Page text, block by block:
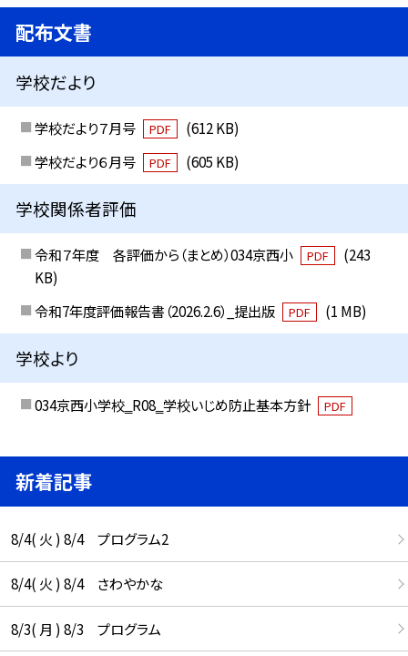
配布文書
学校だより
学校だより７月号 PDF
(612 KB)
学校だより６月号
PDF (605 KB)
学校関係者評価
令和７年度 各評価から（まとめ）034京西小 PDF
(243
KB)
令和7年度評価報告書（2026.2.6）_提出版
PDF (1 MB)
学校より
034京西小学校‗R08‗学校いじめ防止基本方針 PDF
新着記事
8/4( 火 ) 8/4 プログラム2
8/4( 火 ) 8/4 さわやかな
8/3( 月 ) 8/3 プログラム